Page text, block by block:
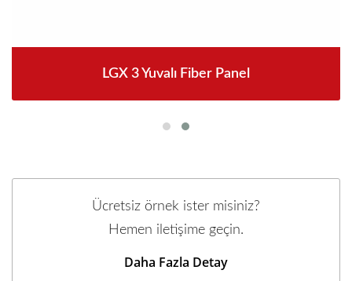
LGX 3 Yuvalı Fiber Panel
Ücretsiz örnek ister misiniz?
Hemen iletişime geçin.
Daha Fazla Detay